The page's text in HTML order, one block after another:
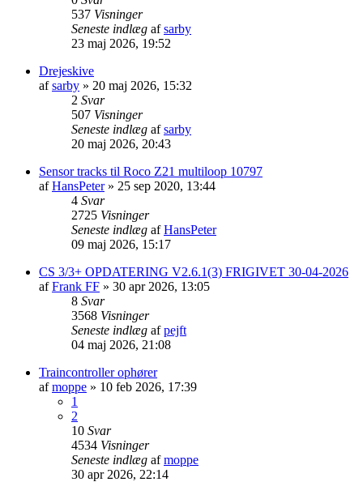
537 Visninger
Seneste indlæg afsarby
23 maj 2026, 19:52
Drejeskive
afsarby » 20 maj 2026, 15:32
2 Svar
507 Visninger
Seneste indlæg afsarby
20 maj 2026, 20:43
Sensor tracks til Roco Z21 multiloop 10797
afHansPeter» 25 sep 2020, 13:44
4 Svar
2725 Visninger
Seneste indlæg afHansPeter
09 maj 2026, 15:17
CS 3/3+ OPDATERING V2.6.1(3) FRIGIVET 30-04-2026
afFrank FF » 30 apr 2026, 13:05
8 Svar
3568 Visninger
Seneste indlæg afpejft
04 maj 2026, 21:08
Traincontroller ophører
afmoppe » 10 feb 2026, 17:39
1
2
10 Svar
4534 Visninger
Seneste indlæg afmoppe
30 apr 2026, 22:14